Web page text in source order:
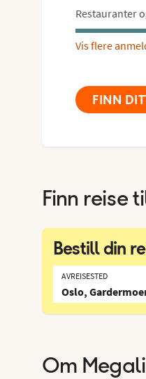
Restauranter
Vis flere
FINN
Finn reise
Bestill din
AVREISESTED
Oslo,
Om